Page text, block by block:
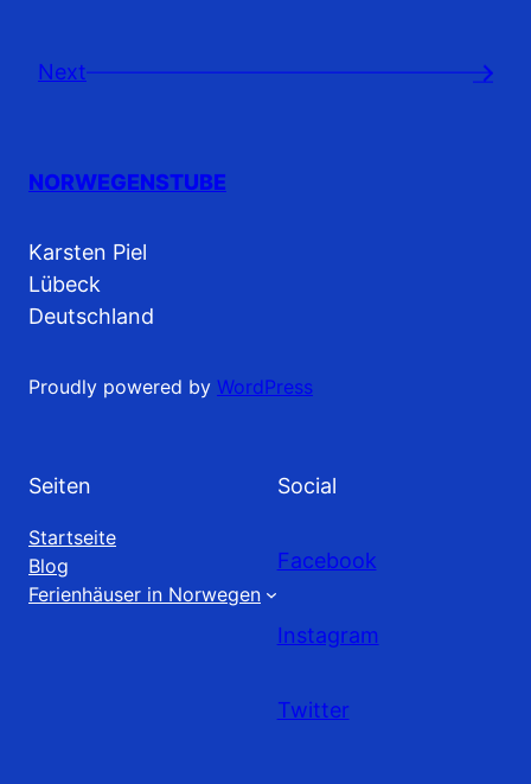
Next →
NORWEGENSTUBE
Karsten Piel
Lübeck
Deutschland
Proudly powered by WordPress
Seiten
Startseite
Blog
Ferienhäuser in Norwegen
Social
Facebook
Instagram
Twitter